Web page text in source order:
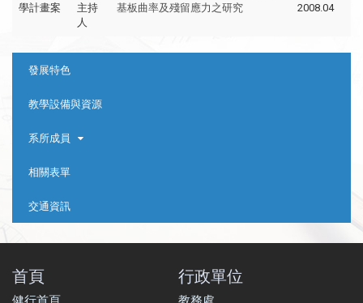
學計畫案
主持
人
基板曲率及殘留應力之研究
2008.04
發展特色
教學設備與資源
系所成員
相關表單
交通資訊
首頁 行政單位